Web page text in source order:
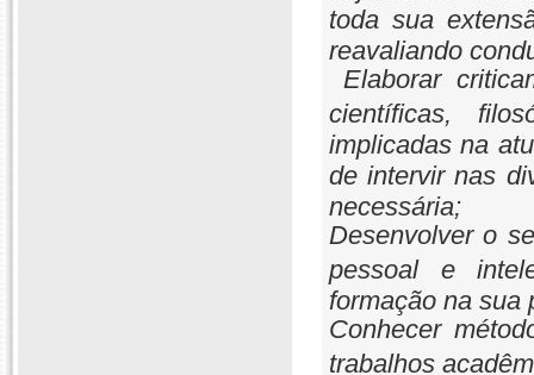
toda sua
reavaliando
Elaborar
científicas,
implicadas na
de intervir nas
necessária;
Desenvolver o
pessoal e
formação na sua
Conhecer
trabalhos